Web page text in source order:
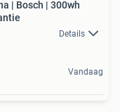
| Bosch | 300wh
Details
Vandaag